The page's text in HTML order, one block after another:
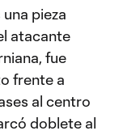
pieza
atacante
fue
frente a
al centro
doblete al